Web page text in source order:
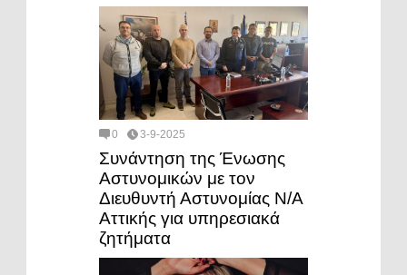
0 3-9-2025
Συνάντηση της Ένωσης
Αστυνομικών με τον
Διευθυντή Αστυνομίας Ν/Α
Αττικής για υπηρεσιακά
ζητήματα